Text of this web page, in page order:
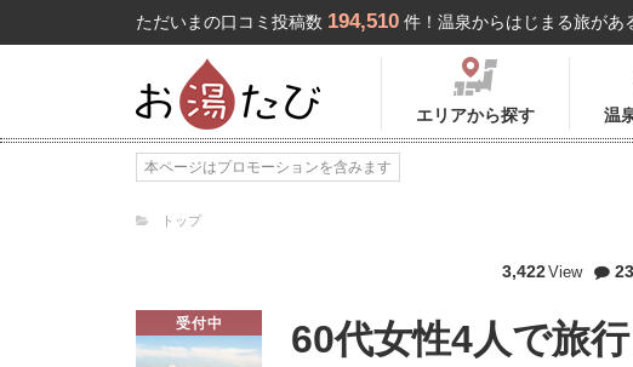
ただいまの口コミ投稿数 194,510 件！温泉からはじまる旅があ
エリアから探す 温
本ページはプロモーションを含みます
トップ
3,422View 23
受付中
60代女性4人で旅